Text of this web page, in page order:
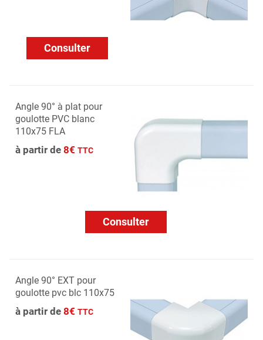
Consulter
Angle 90° à plat pour
goulotte PVC blanc
110x75 FLA
à partir de 8€ TTC
Consulter
Angle 90° EXT pour
goulotte pvc blc 110x75
à partir de 8€ TTC